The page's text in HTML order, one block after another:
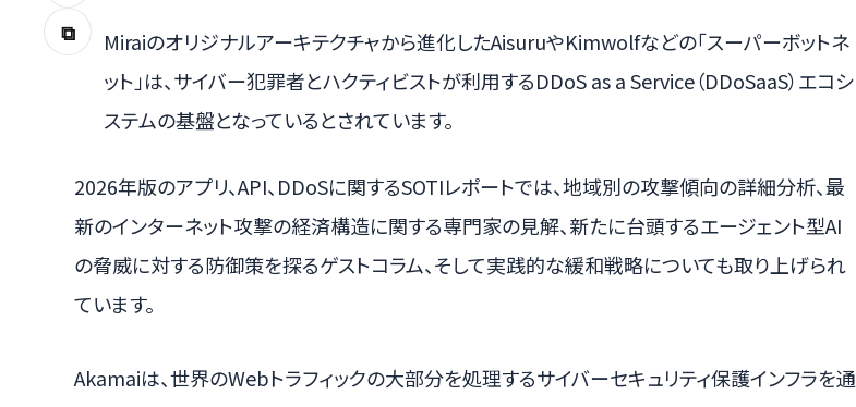
⧉
Miraiのオリジナルアーキテクチャから進化したAisuruやKimwolfなどの「スーパーボットネ
ット」は、サイバー犯罪者とハクティビストが利用するDDoS as a Service（DDoSaaS）エコシ
ステムの基盤となっているとされています。
2026年版のアプリ、API、DDoSに関するSOTIレポートでは、地域別の攻撃傾向の詳細分析、最
新のインターネット攻撃の経済構造に関する専門家の見解、新たに台頭するエージェント型AI
の脅威に対する防御策を探るゲストコラム、そして実践的な緩和戦略についても取り上げられ
ています。
Akamaiは、世界のWebトラフィックの大部分を処理するサイバーセキュリティ保護インフラを通